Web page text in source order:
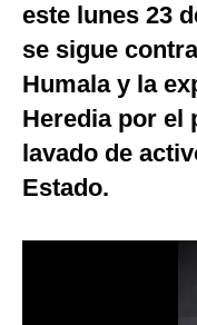
México
España
Internacional
Tecnología
este lunes 23
se sigue
Humala y la
Heredia por el
lavado de
Estado.